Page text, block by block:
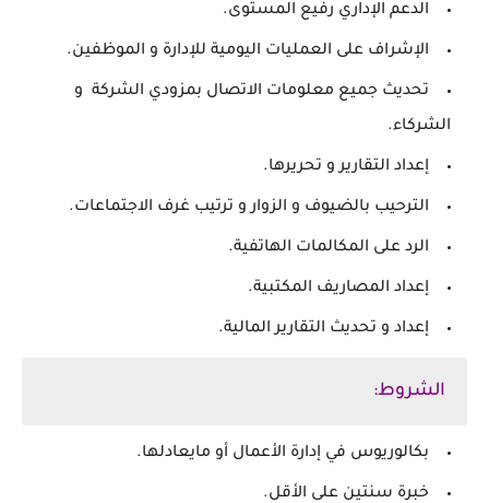
الدعم الإداري رفيع المستوى.
الإشراف على العمليات اليومية للإدارة و الموظفين.
تحديث جميع معلومات الاتصال بمزودي الشركة و
الشركاء.
إعداد التقارير و تحريرها.
الترحيب بالضيوف و الزوار و ترتيب غرف الاجتماعات.
الرد على المكالمات الهاتفية.
إعداد المصاريف المكتبية.
إعداد و تحديث التقارير المالية.
الشروط:
بكالوريوس في إدارة الأعمال أو مايعادلها.
خبرة سنتين على الأقل.